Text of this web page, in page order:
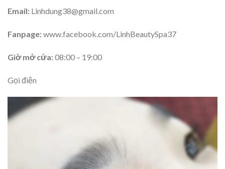
Email: Linhdung38@gmail.com
Fanpage:www.facebook.com/LinhBeautySpa37
Giờ mở cửa:08:00 – 19:00
Gọi điện